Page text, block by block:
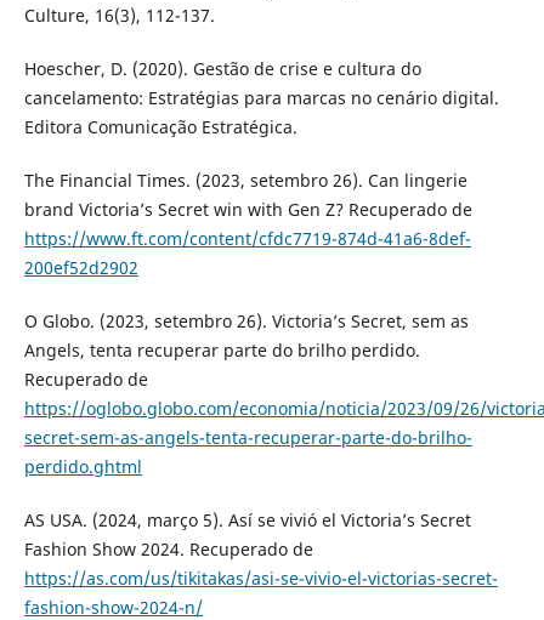
Culture, 16(3), 112-137.
Hoescher, D. (2020). Gestão de crise e cultura do
cancelamento: Estratégias para marcas no cenário digital.
Editora Comunicação Estratégica.
The Financial Times. (2023, setembro 26). Can lingerie
brand Victoria’s Secret win with Gen Z? Recuperado de
https://www.ft.com/content/cfdc7719-874d-41a6-8def-
200ef52d2902
O Globo. (2023, setembro 26). Victoria’s Secret, sem as
Angels, tenta recuperar parte do brilho perdido.
Recuperado de
https://oglobo.globo.com/economia/noticia/2023/09/26/
secret-sem-as-angels-tenta-recuperar-parte-do-brilho-
perdido.ghtml
AS USA. (2024, março 5). Así se vivió el Victoria’s Secret
Fashion Show 2024. Recuperado de
https://as.com/us/tikitakas/asi-se-vivio-el-victorias-secret-
fashion-show-2024-n/